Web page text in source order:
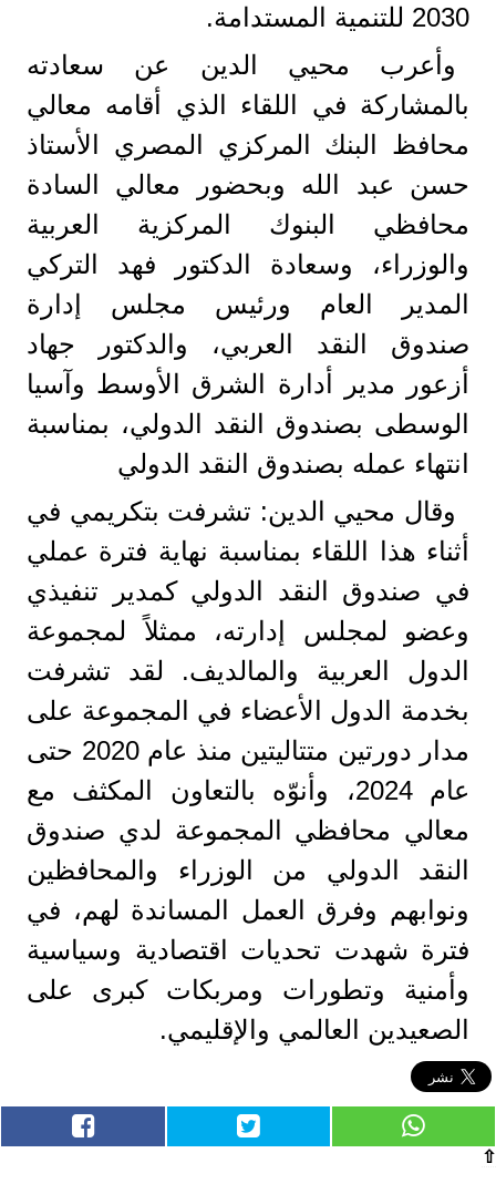
2030 للتنمية المستدامة.
وأعرب محيي الدين عن سعادته
بالمشاركة في اللقاء الذي أقامه معالي
محافظ البنك المركزي المصري الأستاذ
حسن عبد الله وبحضور معالي السادة
محافظي البنوك المركزية العربية
والوزراء، وسعادة الدكتور فهد التركي
المدير العام ورئيس مجلس إدارة
صندوق النقد العربي، والدكتور جهاد
أزعور مدير أدارة الشرق الأوسط وآسيا
الوسطى بصندوق النقد الدولي، بمناسبة
انتهاء عمله بصندوق النقد الدولي
وقال محيي الدين: تشرفت بتكريمي في
أثناء هذا اللقاء بمناسبة نهاية فترة عملي
في صندوق النقد الدولي كمدير تنفيذي
وعضو لمجلس إدارته، ممثلاً لمجموعة
الدول العربية والمالديف. لقد تشرفت
بخدمة الدول الأعضاء في المجموعة على
مدار دورتين متتاليتين منذ عام 2020 حتى
عام 2024، وأنوّه بالتعاون المكثف مع
معالي محافظي المجموعة لدي صندوق
النقد الدولي من الوزراء والمحافظين
ونوابهم وفرق العمل المساندة لهم، في
فترة شهدت تحديات اقتصادية وسياسية
وأمنية وتطورات ومربكات كبرى على
الصعيدين العالمي والإقليمي.
⇧